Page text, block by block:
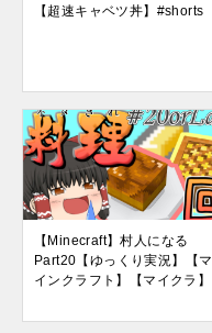
【超速キャベツ丼】#shorts
【Minecraft】村人になる
Part20【ゆっくり実況】【マ
インクラフト】【マイクラ】